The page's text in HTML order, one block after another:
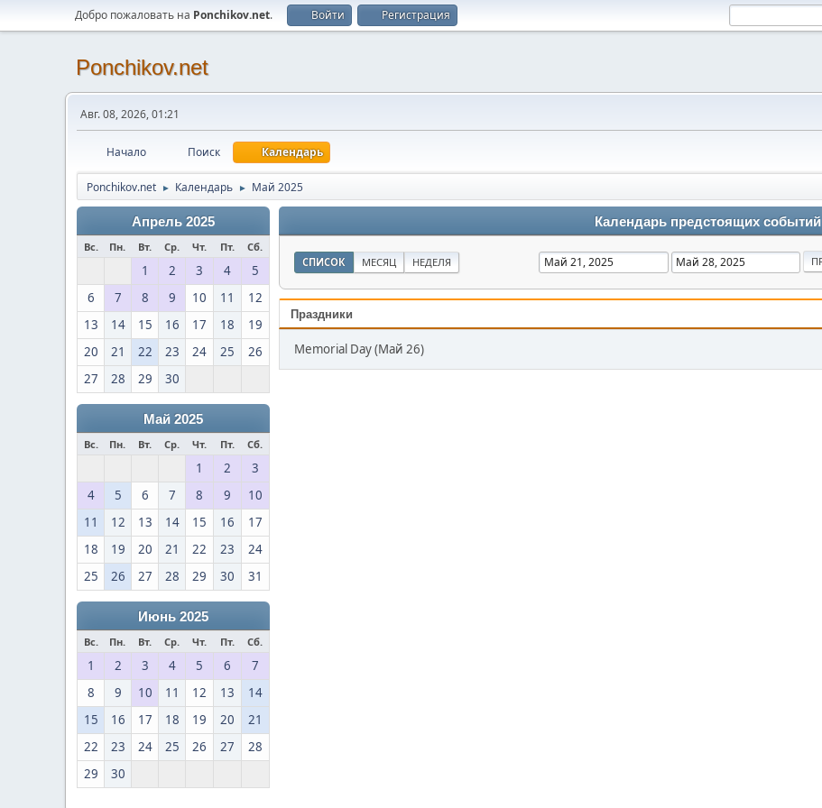
Добро пожаловать на Ponchikov.net. Войти Регистрация
Ponchikov.net
Авг. 08, 2026, 01:21
Начало Поиск Календарь
Ponchikov.net ► Календарь ► Май 2025
Апрель 2025
Вс. Пн. Вт. Ср. Чт. Пт. Сб.
1 2 3 4
5
6
7 8 9 10 11
12
13
14 15 16 17 18
19
20
21 22 23 24 25
26
27
28 29 30
Май 2025
Вс. Пн. Вт. Ср. Чт. Пт. Сб.
1 2
3
4
5 6 7 8 9
10
11
12 13 14 15 16
17
18
19 20 21 22 23
24
25
26 27 28 29 30 31
Июнь 2025
Вс. Пн. Вт. Ср. Чт. Пт. Сб.
1 2 3 4 5 6
7
8
9 10 11 12 13
14
15
16 17 18 19 20
21
22
23 24 25 26 27
28
29
30
Календарь предстоящих событий
СПИСОК МЕСЯЦ НЕДЕЛЯ
Праздники
Memorial Day (Май 26)